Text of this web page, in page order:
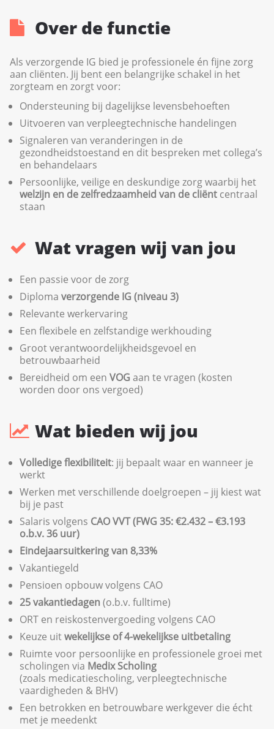
Over de functie
Als verzorgende IG bied je professionele én fijne zorg
aan cliënten. Jij bent een belangrijke schakel in het
zorgteam en zorgt voor:
Ondersteuning bij dagelijkse levensbehoeften
Uitvoeren van verpleegtechnische handelingen
Signaleren van veranderingen in de
gezondheidstoestand en dit bespreken met collega’s
en behandelaars
Persoonlijke, veilige en deskundige zorg waarbij het
welzijn en de zelfredzaamheid van de cliënt centraal
staan
Wat vragen wij van jou
Een passie voor de zorg
Diploma verzorgende IG (niveau 3)
Relevante werkervaring
Een flexibele en zelfstandige werkhouding
Groot verantwoordelijkheidsgevoel en
betrouwbaarheid
Bereidheid om een VOG aan te vragen (kosten
worden door ons vergoed)
Wat bieden wij jou
Volledige flexibiliteit: jij bepaalt waar en wanneer je
werkt
Werken met verschillende doelgroepen – jij kiest wat
bij je past
Salaris volgens CAO VVT (FWG 35: €2.432 – €3.193
o.b.v. 36 uur)
Eindejaarsuitkering van 8,33%
Vakantiegeld
Pensioen opbouw volgens CAO
25 vakantiedagen(o.b.v. fulltime)
ORT en reiskostenvergoeding volgens CAO
Keuze uitwekelijkse of 4-wekelijkse uitbetaling
Ruimte voor persoonlijke en professionele groei met
scholingen via Medix Scholing
(zoals medicatiescholing, verpleegtechnische
vaardigheden & BHV)
Een betrokken en betrouwbare werkgever die écht
met je meedenkt